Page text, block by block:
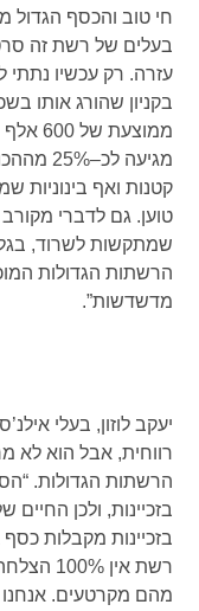
חי טוב והכסף הגדול
בעלים של רשת זה
בקניון שהורג אותו
מגיעה
קטנות ואף בינוניות
טוען. גם לדברי
שמתקשות לשרוד,
הרשתות הגדולות
מדשדשות”.
רווחית, אבל הוא לא
הרשתות הגדולות.
בזכיינות, ולכן
בזכיינות מקבלות
מהם מקרטעים. אנחנו